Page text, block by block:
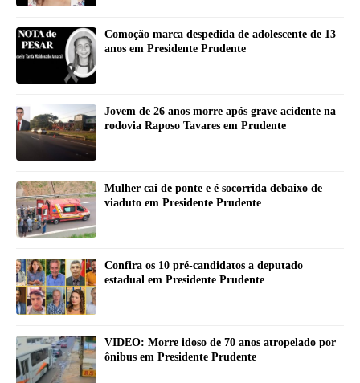
Comoção marca despedida de adolescente de 13
anos em Presidente Prudente
Jovem de 26 anos morre após grave acidente na
rodovia Raposo Tavares em Prudente
Mulher cai de ponte e é socorrida debaixo de
viaduto em Presidente Prudente
Confira os 10 pré-candidatos a deputado
estadual em Presidente Prudente
VIDEO: Morre idoso de 70 anos atropelado por
ônibus em Presidente Prudente